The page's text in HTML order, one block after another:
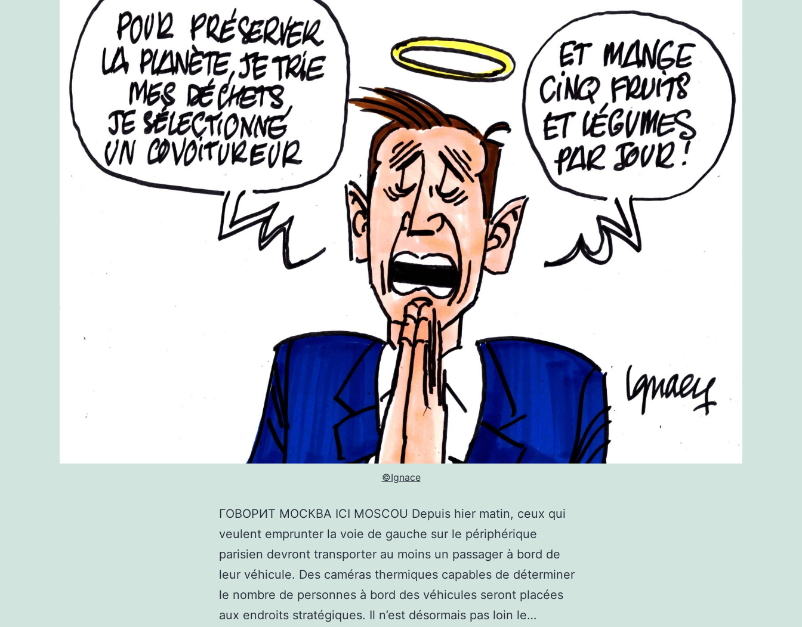
©Ignace
ГОВОРИТ МОСКВА ICI MOSCOU Depuis hier matin, ceux qui
veulent emprunter la voie de gauche sur le périphérique
parisien devront transporter au moins un passager à bord de
leur véhicule. Des caméras thermiques capables de déterminer
le nombre de personnes à bord des véhicules seront placées
aux endroits stratégiques. Il n’est désormais pas loin le…